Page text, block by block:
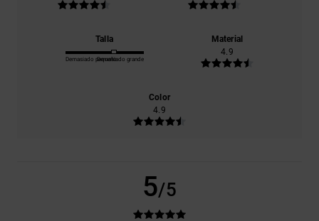
Talla
Demasiado pequeñoDemasiado grande
Material
4.9
Color
4.9
5/5